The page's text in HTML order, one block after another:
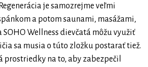
je samozrejme veľmi
a potom saunami, masážami,
SOHO Wellness dievčatá môžu využiť
sa musia o túto zložku postarať tiež.
prostriedky na to, aby zabezpečil